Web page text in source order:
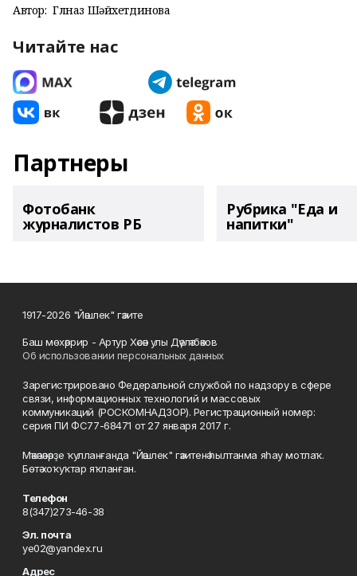
Автор: Гөлназ Шәйхетдинова
Читайте нас
Партнеры
Фотобанк
журналистов РБ
Рубрика "Еда и
напитки"
1917-2026 "Йәшлек" гәзите
Баш мөхәррир - Артур Хәсән улы Дәүләтбәков
Об использовании персональных данных
Зарегистрировано Федеральной службой по надзору в сфере
связи, информационных технологий и массовых
коммуникаций (РОСКОМНАДЗОР). Регистрационный номер:
серия ПИ ФС77-68471 от 27 января 2017 г.
Мәҡәләләрҙе ҡулланғанда "Йәшлек" гәзитенә һылтанма яһау мотлаҡ.
Бөтә хоҡуҡтар яҡланған.
Телефон
8(347)273-46-38
Эл. почта
ye02@yandex.ru
Адрес